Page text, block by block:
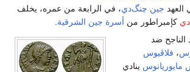
العهد جين چنگ‌دي، في الرابعة من عمره، يخلف
كإمبراطور من أسرة جين الشرقية.
الناجح ضد
، فلاڤيوس
مايوريانوس ينادي